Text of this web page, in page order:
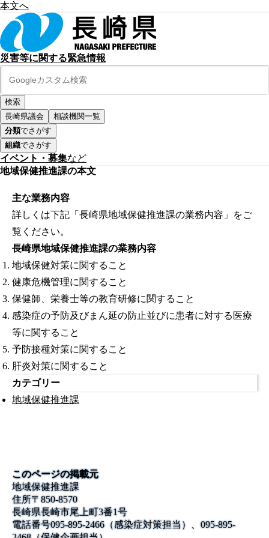
本文へ
災害等に関する緊急情報
長崎県議会
相談機関一覧
分類でさがす
組織でさがす
イベント・募集など
地域保健推進課の本文
主な業務内容
詳しくは下記「長崎県地域保健推進課の業務内容」をご
覧ください。
長崎県地域保健推進課の業務内容
地域保健対策に関すること
健康危機管理に関すること
保健師、栄養士等の教育研修に関すること
感染症の予防及びまん延の防止並びに患者に対する医療
等に関すること
予防接種対策に関すること
肝炎対策に関すること
カテゴリー
地域保健推進課
このページの掲載元
地域保健推進課
住所〒850-8570
長崎県長崎市尾上町3番1号
電話番号095-895-2466（感染症対策担当）、095-895-